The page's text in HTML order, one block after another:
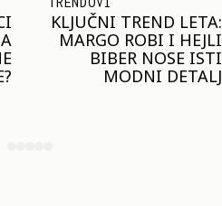
JOŠ JE RANO ZA JAKNE
– ALI U RESERVED JE
STIGAO MODEL KOJI
ĆE BITI VELIKI TREND